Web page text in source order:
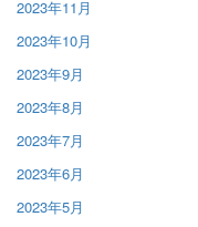
2023年11月
2023年10月
2023年9月
2023年8月
2023年7月
2023年6月
2023年5月